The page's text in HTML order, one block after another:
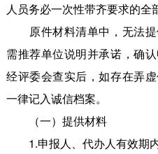
人员务必一次性带齐要求的全
原件材料清单中，无法提
需推荐单位说明并承诺，确
经评委会查实后，如存在弄
一律记入诚信档案。
（一）提供材料
1.申报人、代办人有效期